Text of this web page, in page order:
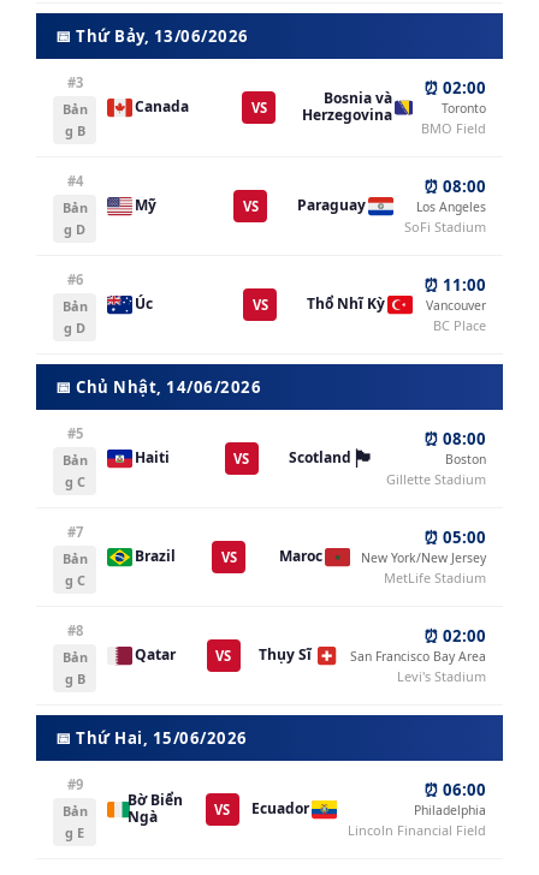
📅 Thứ Bảy, 13/06/2026
#3
Bản
g B
Canada VS
Bosnia và
Herzegovina
⏰ 02:00
Toronto
BMO Field
#4
Bản
g D
Mỹ VS Paraguay
⏰ 08:00
Los Angeles
SoFi Stadium
#6
Bản
g D
Úc VS Thổ Nhĩ Kỳ
⏰ 11:00
Vancouver
BC Place
📅 Chủ Nhật, 14/06/2026
#5
Bản
g C
Haiti VS 🏴󠁧󠁢󠁳󠁣󠁴󠁿
Scotland
⏰ 08:00
Boston
Gillette Stadium
#7
Bản
g C
Brazil VS Maroc
⏰ 05:00
New York/New Jersey
MetLife Stadium
#8
Bản
g B
Qatar VS Thụy Sĩ
⏰ 02:00
San Francisco Bay Area
Levi's Stadium
📅 Thứ Hai, 15/06/2026
#9
Bản
g E
Bờ Biển
Ngà
VS Ecuador
⏰ 06:00
Philadelphia
Lincoln Financial Field